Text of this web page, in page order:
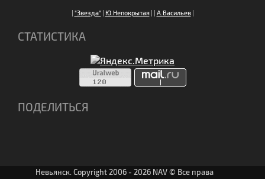
| "Звезда"| Ю.Непокрытая| | А.Васильев|
СТАТИСТИКА
ПОДЕЛИТЬСЯ
Невьянск. Copyright 2006 - 2026 NAV © Все права